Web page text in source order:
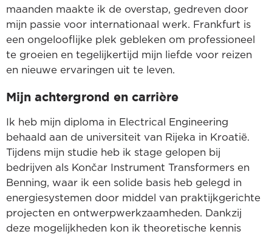
maanden maakte ik de overstap, gedreven door
mijn passie voor internationaal werk. Frankfurt is
een ongelooflijke plek gebleken om professioneel
te groeien en tegelijkertijd mijn liefde voor reizen
en nieuwe ervaringen uit te leven.
Mijn achtergrond en carrière
Ik heb mijn diploma in Electrical Engineering
behaald aan de universiteit van Rijeka in Kroatië.
Tijdens mijn studie heb ik stage gelopen bij
bedrijven als Končar Instrument Transformers en
Benning, waar ik een solide basis heb gelegd in
energiesystemen door middel van praktijkgerichte
projecten en ontwerpwerkzaamheden. Dankzij
deze mogelijkheden kon ik theoretische kennis